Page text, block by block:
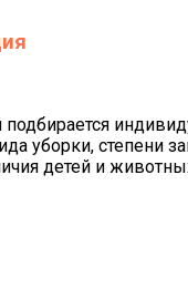
подбирается
уборки, степени
детей и